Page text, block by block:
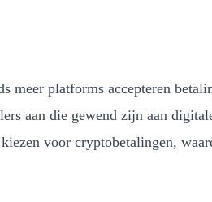
meer platforms accepteren
aan die gewend zijn aan
voor cryptobetalingen,